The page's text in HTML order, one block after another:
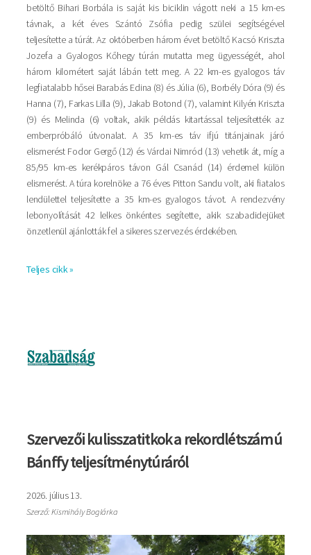
betöltő Bihari Borbála is saját kis biciklin vágott neki a 15 km-es
távnak, a két éves Szántó Zsófia pedig szülei segítségével
teljesítette a túrát. Az októberben három évet betöltő Kacsó Kriszta
Jozefa a Gyalogos Kőhegy túrán mutatta meg ügyességét, ahol
három kilométert saját lábán tett meg. A 22 km-es gyalogos táv
legfiatalabb hősei Barabás Edina (8) és Júlia (6), Borbély Dóra (9) és
Hanna (7), Farkas Lilla (9), Jakab Botond (7), valamint Kilyén Kriszta
(9) és Melinda (6) voltak, akik példás kitartással teljesítették az
emberpróbáló útvonalat. A 35 km-es táv ifjú titánjainak járó
elismerést Fodor Gergő (12) és Várdai Nimród (13) vehetik át, míg a
85/95 km-es kerékpáros távon Gál Csanád (14) érdemel külön
elismerést. A túra korelnöke a 76 éves Pitton Sandu volt, aki fiatalos
lendülettel teljesítette a 35 km-es gyalogos távot. A rendezvény
lebonyolítását 42 lelkes önkéntes segítette, akik szabadidejüket
önzetlenül ajánlották fel a sikeres szervezés érdekében.
Teljes cikk »
Szervezői kulisszatitkok a rekordlétszámú
Bánffy teljesítménytúráról
2026. július 13.
Szerző: Kismihály Boglárka
Kép